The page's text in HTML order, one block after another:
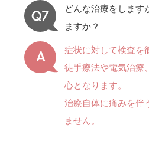
どんな治療をします
ますか？
症状に対して検査を
徒手療法や電気治療
心となります。
治療自体に痛みを伴
ません。